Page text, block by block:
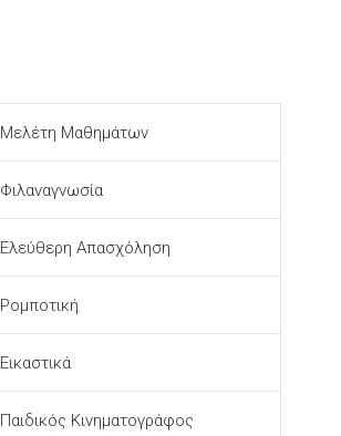
Μελέτη Μαθημάτων
Φιλαναγνωσία
Ελεύθερη Απασχόληση
Ρομποτική
Εικαστικά
Παιδικός Κινηματογράφος